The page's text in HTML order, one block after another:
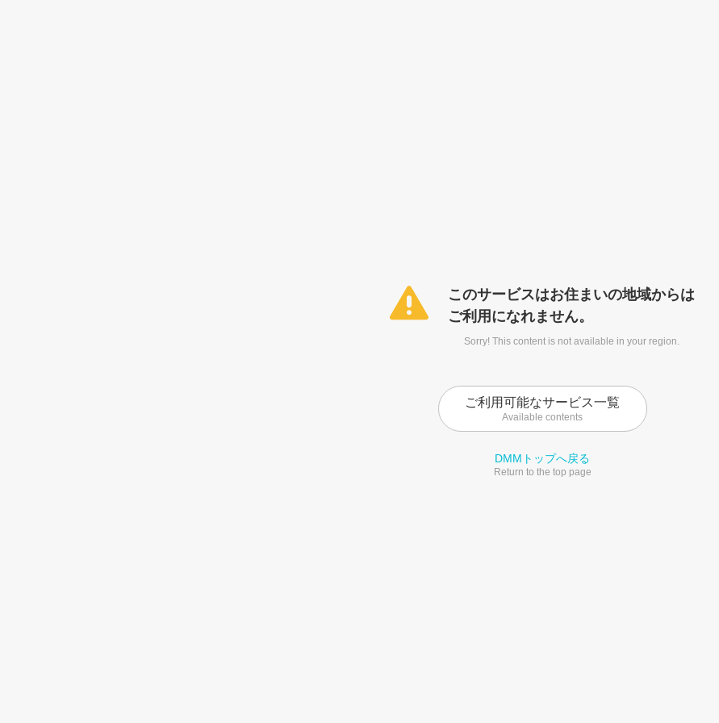
このサービスはお住まいの地域からは
ご利用になれません。
Sorry! This content is not available in your region.
ご利用可能なサービス一覧
Available contents
DMMトップへ戻る
Return to the top page